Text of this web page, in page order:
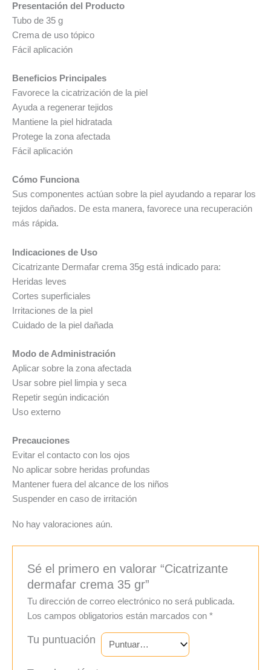
Presentación del Producto
Tubo de 35 g
Crema de uso tópico
Fácil aplicación
Beneficios Principales
Favorece la cicatrización de la piel
Ayuda a regenerar tejidos
Mantiene la piel hidratada
Protege la zona afectada
Fácil aplicación
Cómo Funciona
Sus componentes actúan sobre la piel ayudando a reparar los
tejidos dañados. De esta manera, favorece una recuperación
más rápida.
Indicaciones de Uso
Cicatrizante Dermafar crema 35g está indicado para:
Heridas leves
Cortes superficiales
Irritaciones de la piel
Cuidado de la piel dañada
Modo de Administración
Aplicar sobre la zona afectada
Usar sobre piel limpia y seca
Repetir según indicación
Uso externo
Precauciones
Evitar el contacto con los ojos
No aplicar sobre heridas profundas
Mantener fuera del alcance de los niños
Suspender en caso de irritación
No hay valoraciones aún.
Sé el primero en valorar “Cicatrizante
dermafar crema 35 gr”
Tu dirección de correo electrónico no será publicada.
Los campos obligatorios están marcados con*
Tu puntuación